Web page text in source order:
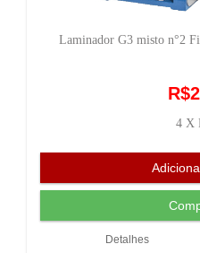
Laminador G3 misto n°2
4 X
Detalhes